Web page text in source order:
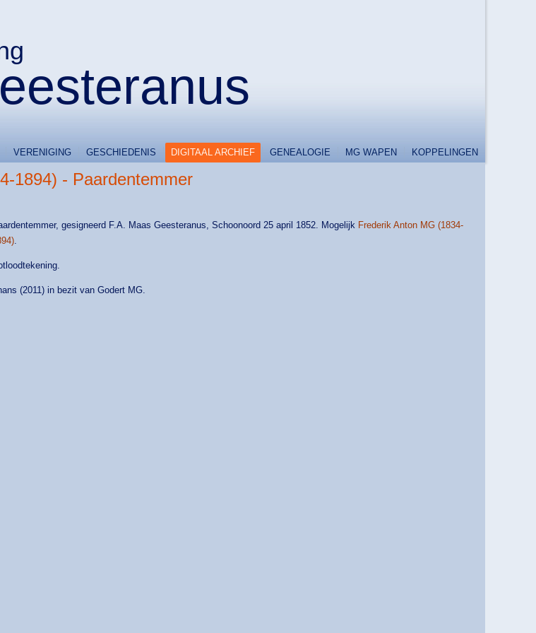
VERENIGING GESCHIEDENIS DIGITAAL ARCHIEF GENEALOGIE MG WAPEN KOPPELINGEN
1894) - Paardentemmer
gesigneerd F.A. Maas Geesteranus, Schoonoord 25 april 1852. Mogelijk Frederik Anton MG (1834-
.
(2011) in bezit van Godert MG.